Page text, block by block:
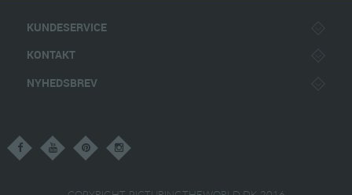
KUNDESERVICE
KONTAKT
NYHEDSBREV